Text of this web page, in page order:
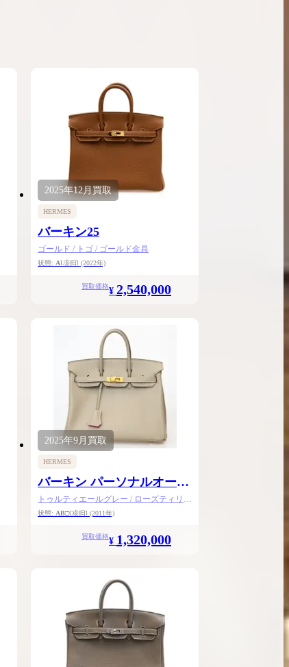
2025年12月買取
HERMES
バーキン25
ゴールド / トゴ / ゴールド金具
状態: AU刻印 (2022年)
買取価格¥ 2,540,000
2025年9月 買取
HERMES
バーキン パーソナルオーダ
ー25
トゥルティエールグレー / ローズティリア
ン / シェーブル / マットゴールド金具
状態: AB□O刻印 (2011年)
買取価格¥ 1,320,000